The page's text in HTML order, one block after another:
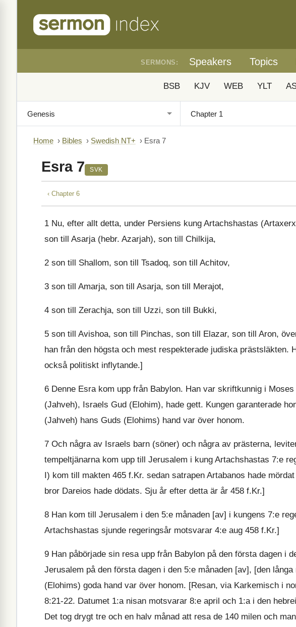
SERMONS: Speakers Topics
BSB KJV WEB YLT
Home › Bibles › Swedish NT+ › Esra 7
Esra 7 SVK
‹ Chapter 6
1 Nu, efter allt detta, under Persiens kung Artachshastas
son till Asarja (hebr. Azarjah), son till Chilkija,
2 son till Shallom, son till Tsadoq, son till Achitov,
3 son till Amarja, son till Asarja, son till Merajot,
4 son till Zerachja, son till Uzzi, son till Bukki,
5 son till Avishoa, son till Pinchas, son till Elazar, son till Aron,
han från den högsta och mest respekterade judiska prästsläkten.
också politiskt inflytande.]
6 Denne Esra kom upp från Babylon. Han var skriftkunnig i
(Jahveh), Israels Gud (Elohim), hade gett. Kungen garanterade
(Jahveh) hans Guds (Elohims) hand var över honom.
7 Och några av Israels barn (söner) och några av prästerna,
tempeltjänarna kom upp till Jerusalem i kung Artachshastas 7:e
I) kom till makten 465 f.Kr. sedan satrapen Artabanos hade
bror Dareios hade dödats. Sju år efter detta är år 458 f.Kr.]
8 Han kom till Jerusalem i den 5:e månaden [av] i kungens 7:e
Artachshastas sjunde regeringsår motsvarar 4:e aug 458 f.Kr.]
9 Han påbörjade sin resa upp från Babylon på den första dagen i
Jerusalem på den första dagen i den 5:e månaden [av], [den
(Elohims) goda hand var över honom. [Resan, via Karkemisch i
8:21-22. Datumet 1:a nisan motsvarar 8:e april och 1:a i den
Det tog drygt tre och en halv månad att resa de 140 milen och